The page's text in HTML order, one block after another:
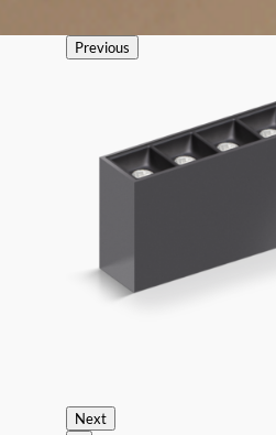
Previous
Next